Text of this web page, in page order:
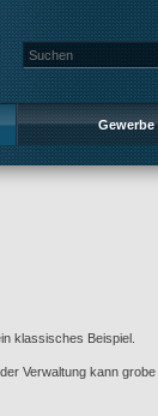
Gewerbe
klassisches Beispiel.
Verwaltung kann grobe